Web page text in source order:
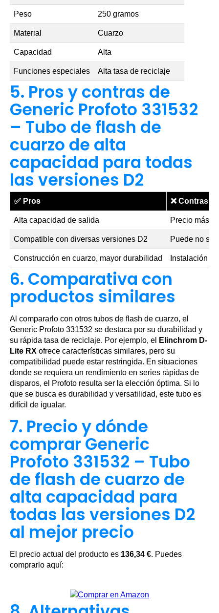
Peso 250 gramos
Material Cuarzo
Capacidad Alta
Funciones especiales Alta tasa de reciclaje
5. Pros y contras de
Generic Profoto 331532
– Tubo de flash de
cuarzo de alta
capacidad para todas
las versiones D2
✅ Pros ❌Contras
Alta capacidad de salida Precio más
Compatible con diversas versiones D2 Puede no
Construcción en cuarzo, mayor durabilidad Instalación
6. Comparativa con
productos similares
Al compararlo con otros tubos de flash de cuarzo, el
Generic Profoto 331532 se destaca por su durabilidad y
su rápida tasa de reciclaje. Por ejemplo, el
Elinchrom D-
Lite RX ofrece características similares, pero su
compatibilidad puede estar restringida. En situaciones
donde se requiera un rendimiento en series rápidas de
disparos, el Profoto resulta ser la elección óptima. Si lo
que se busca es durabilidad y versatilidad, este tubo es
difícil de igualar.
7. Precio y dónde
comprar Generic
Profoto 331532 – Tubo
de flash de cuarzo de
alta capacidad para
todas las versiones D2
al mejor precio
El precio actual del producto es 136,34 €. Puedes
comprarlo aquí: